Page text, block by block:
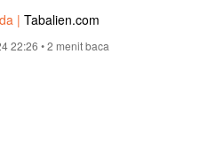
| Tabalien.com
22:26 • 2 menit baca